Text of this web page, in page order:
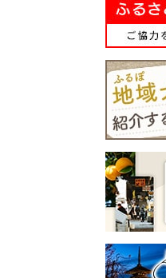
また、漫画「名探偵コナ
ン」の作者である青山剛昌
氏の出身地であり、駅構内
に「名探偵コナン」の装飾
が施されたコナン駅（JR由
良駅）や青山氏の思い出の
所蔵物や作品が展示された
青山剛昌ふるさと館をはじ
と館までの約1.4kmを「コナ
ン通り」と名付け、キャラ
クターのブロンズ像やカラ
ーオブジェが点在するなど
「名探偵コナンに会えるま
ち」づくりを進めていま
うなぎ 鹿児島県産 長蒲
焼 4尾 合計 660g 以上 国
産 うなぎ 鰻 ウナギ 蒲焼
き 蒲焼 かばやき 魚 魚
介 魚貝 海鮮 うな重 ひつ
まぶし 蒲焼 訳あり ギフ
ト 人気 おすすめ 鹿児島
県 大崎町 大隅半島 鰻 う
なぎ ウナギ 鰻 人気 ウナ
ギ うなぎ おすすめ ランキ
ング うなぎ おいし
い unagi うなぎ 【うなぎ
ぎ unagi 鰻 ウナギ うなぎ
6,600
22,000 円
A702-NT